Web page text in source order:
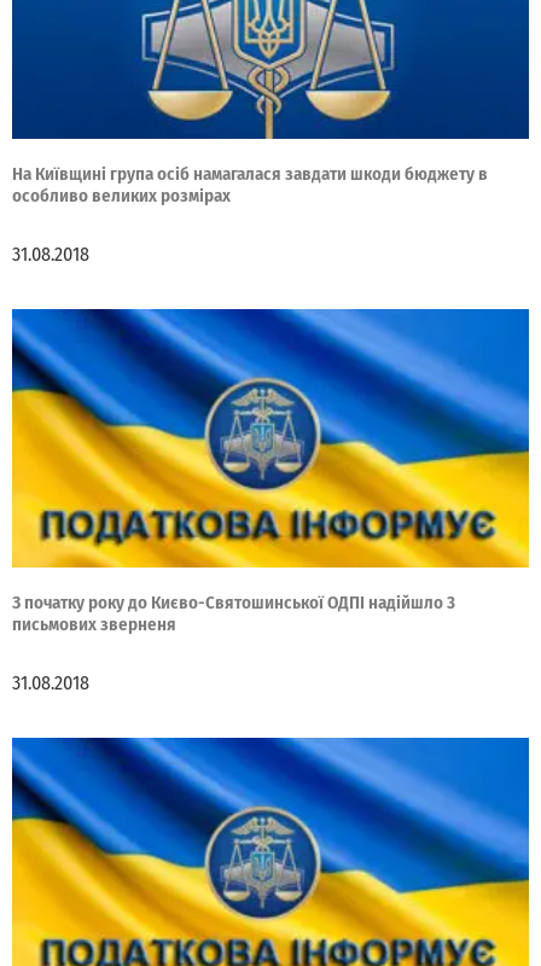
На Київщині група осіб намагалася завдати шкоди бюджету в
особливо великих розмірах
31.08.2018
З початку року до Києво-Святошинської ОДПІ надійшло 3
письмових зверненя
31.08.2018